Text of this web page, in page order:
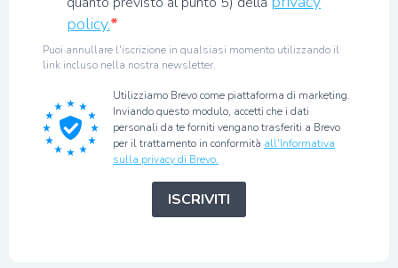
policy.
Puoi annullare l'iscrizione in qualsiasi momento utilizzando il
link incluso nella nostra newsletter.
Utilizziamo Brevo come piattaforma di marketing.
Inviando questo modulo, accetti che i dati
personali da te forniti vengano trasferiti a Brevo
per il trattamento in conformità all'Informativa
sulla privacy di Brevo.
ISCRIVITI